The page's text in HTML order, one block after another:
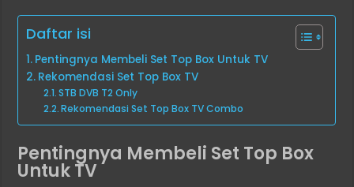
Daftar isi
Pentingnya Membeli Set Top Box Untuk TV
Rekomendasi Set Top Box TV
STB DVB T2 Only
Rekomendasi Set Top Box TV Combo
Pentingnya Membeli Set Top Box
Untuk TV